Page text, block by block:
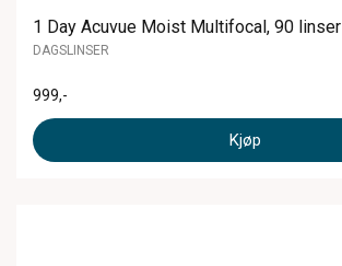
1 Day Acuvue Moist Multifocal, 90 linser
DAGSLINSER
999,-
Kjøp